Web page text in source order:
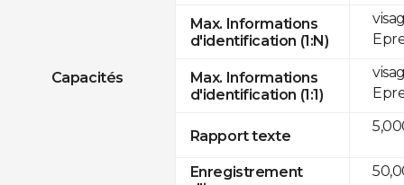
Capacités
Max. Informations
d'identification (1:N)
Max. Informations
d'identification (1:1)
Rapport texte
Enregistrement